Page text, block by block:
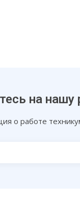
на нашу
о работе